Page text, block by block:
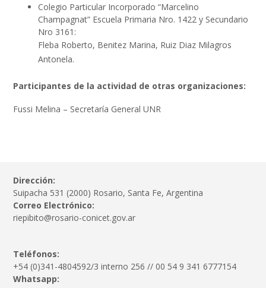
Colegio Particular Incorporado “Marcelino
Champagnat” Escuela Primaria Nro. 1422 y Secundario
Nro 3161:
Fleba Roberto, Benitez Marina, Ruiz Diaz Milagros
Antonela.
Participantes de la actividad de otras organizaciones:
Fussi Melina – Secretaría General UNR
Dirección:
Suipacha 531 (2000) Rosario, Santa Fe, Argentina
Correo Electrónico:
riepibito@rosario-conicet.gov.ar
Teléfonos:
+54 (0)341-4804592/3 interno 256 // 00 54 9 341 6777154
Whatsapp: